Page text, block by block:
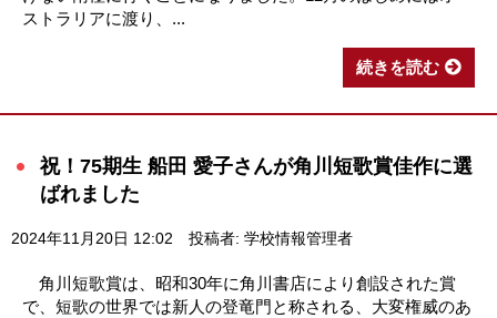
ストラリアに渡り、...
続きを読む
祝！75期生 船田 愛子さんが角川短歌賞佳作に選
ばれました
2024年11月20日 12:02 投稿者: 学校情報管理者
角川短歌賞は、昭和30年に角川書店により創設された賞
で、短歌の世界では新人の登竜門と称される、大変権威のあ